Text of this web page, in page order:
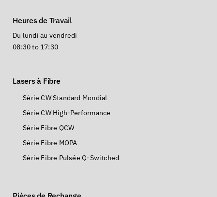
Heures de Travail
Du lundi au vendredi
08:30 to 17:30
Lasers à Fibre
Série CW Standard Mondial
Série CW High-Performance
Série Fibre QCW
Série Fibre MOPA
Série Fibre Pulsée Q-Switched